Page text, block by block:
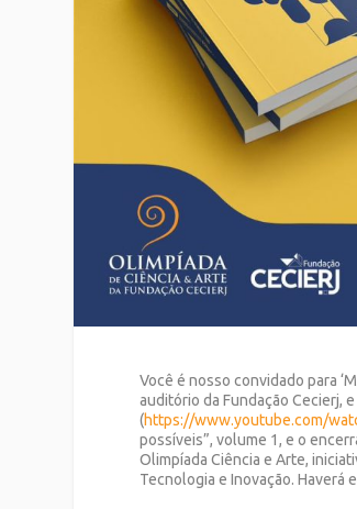
Você é nosso convidado para
auditório da Fundação Cecierj,
(https://www.youtube.com/
possíveis”, volume 1, e o
Olimpíada Ciência e Arte,
Tecnologia e Inovação. Haverá